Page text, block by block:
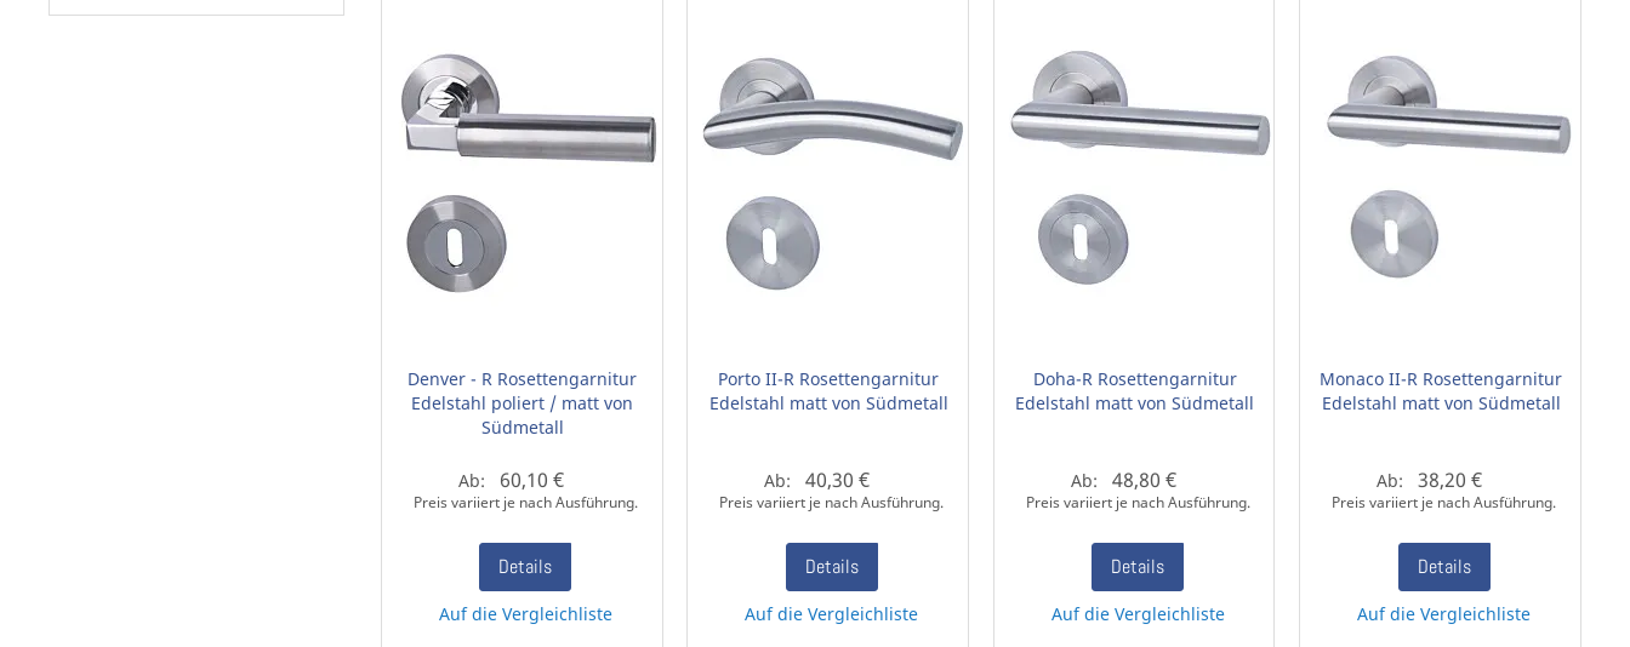
Denver - R Rosettengarnitur
Edelstahl poliert / matt von
Südmetall
Ab: 60,10 €
Preis variiert je nach Ausführung.
Details
Auf die Vergleichliste
Porto II-R Rosettengarnitur
Edelstahl matt von Südmetall
Ab: 40,30 €
Preis variiert je nach Ausführung.
Details
Auf die Vergleichliste
Doha-R Rosettengarnitur
Edelstahl matt von Südmetall
Ab: 48,80 €
Preis variiert je nach Ausführung.
Details
Auf die Vergleichliste
Monaco II-R Rosettengarnitur
Edelstahl matt von Südmetall
Ab: 38,20 €
Preis variiert je nach Ausführung.
Details
Auf die Vergleichliste